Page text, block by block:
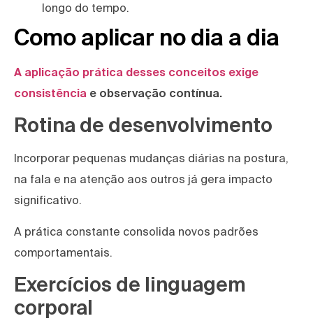
longo do tempo.
Como aplicar no dia a dia
A aplicação prática desses conceitos exige
consistência e observação contínua.
Rotina de desenvolvimento
Incorporar pequenas mudanças diárias na postura,
na fala e na atenção aos outros já gera impacto
significativo.
A prática constante consolida novos padrões
comportamentais.
Exercícios de linguagem
corporal